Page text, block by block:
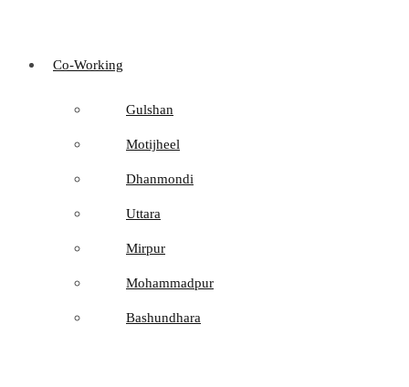
Co-Working
Gulshan
Motijheel
Dhanmondi
Uttara
Mirpur
Mohammadpur
Bashundhara